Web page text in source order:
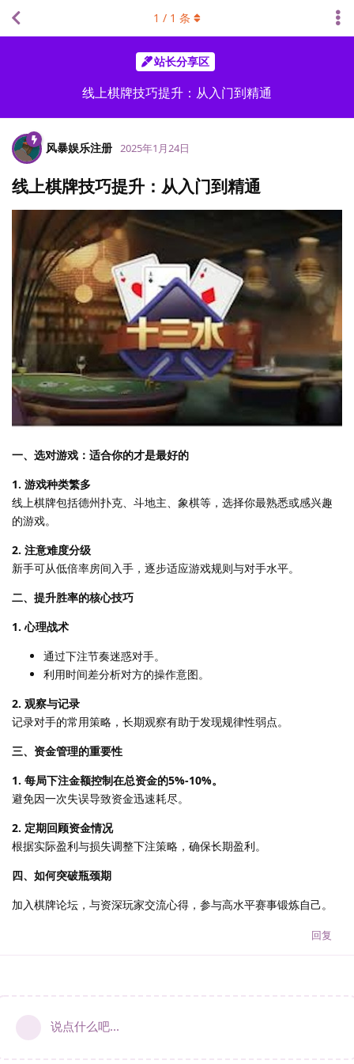
站长分享区
线上棋牌技巧提升：从入门到精通
1 / 1 条
风暴娱乐注册 2025年1月24日
线上棋牌技巧提升：从入门到精通
一、选对游戏：适合你的才是最好的
1. 游戏种类繁多
线上棋牌包括德州扑克、斗地主、象棋等，选择你最熟悉或感兴趣
的游戏。
2. 注意难度分级
新手可从低倍率房间入手，逐步适应游戏规则与对手水平。
二、提升胜率的核心技巧
1. 心理战术
通过下注节奏迷惑对手。
利用时间差分析对方的操作意图。
2. 观察与记录
记录对手的常用策略，长期观察有助于发现规律性弱点。
三、资金管理的重要性
1. 每局下注金额控制在总资金的5%-10%。
避免因一次失误导致资金迅速耗尽。
2. 定期回顾资金情况
根据实际盈利与损失调整下注策略，确保长期盈利。
四、如何突破瓶颈期
加入棋牌论坛，与资深玩家交流心得，参与高水平赛事锻炼自己。
回复
说点什么吧...